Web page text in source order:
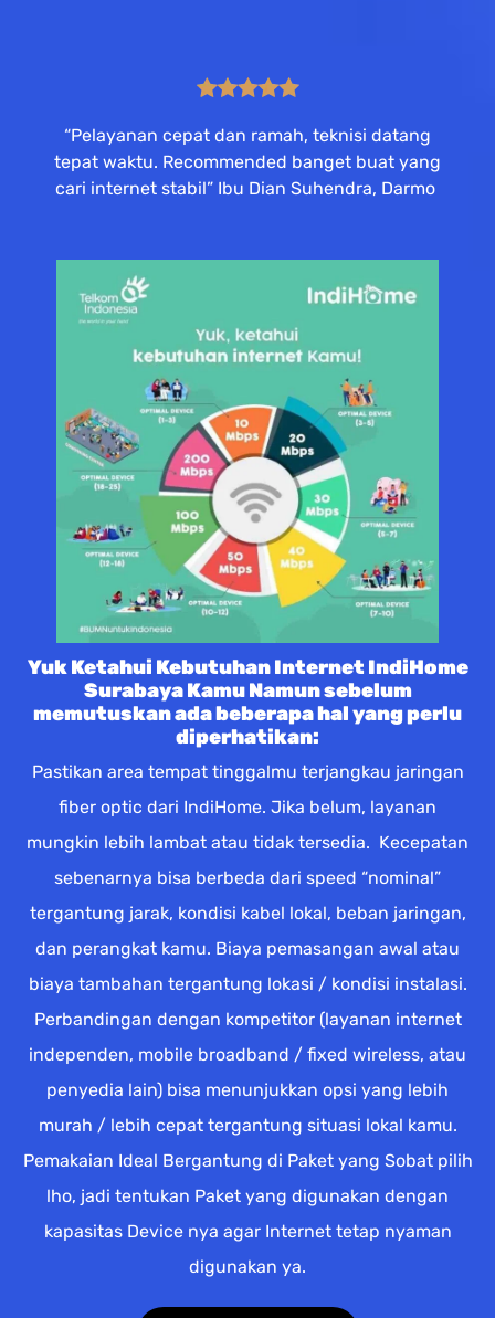
“Pelayanan cepat dan ramah, teknisi datang
tepat waktu. Recommended banget buat yang
cari internet stabil” Ibu Dian Suhendra, Darmo
Yuk Ketahui Kebutuhan Internet IndiHome
Surabaya Kamu Namun sebelum
memutuskan ada beberapa hal yang perlu
diperhatikan:
Pastikan area tempat tinggalmu terjangkau jaringan
fiber optic dari IndiHome. Jika belum, layanan
mungkin lebih lambat atau tidak tersedia. Kecepatan
sebenarnya bisa berbeda dari speed “nominal”
tergantung jarak, kondisi kabel lokal, beban jaringan,
dan perangkat kamu. Biaya pemasangan awal atau
biaya tambahan tergantung lokasi / kondisi instalasi.
Perbandingan dengan kompetitor (layanan internet
independen, mobile broadband / fixed wireless, atau
penyedia lain) bisa menunjukkan opsi yang lebih
murah / lebih cepat tergantung situasi lokal kamu.
Pemakaian Ideal Bergantung di Paket yang Sobat pilih
lho, jadi tentukan Paket yang digunakan dengan
kapasitas Device nya agar Internet tetap nyaman
digunakan ya.